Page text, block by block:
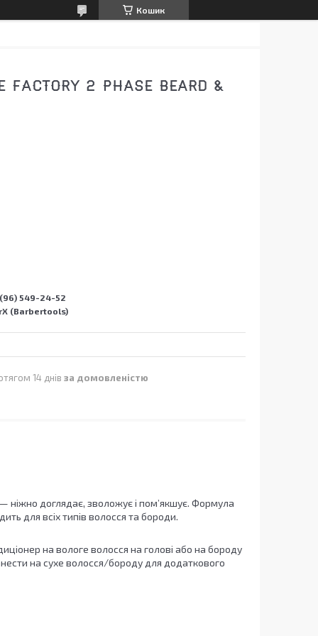
Кошик
2 PHASE BEARD &
549-24-52
(Barbertools)
14 днів за домовленістю
доглядає, зволожує і пом’якшує. Формула
для всіх типів волосся та бороди.
на вологе волосся на голові або на бороду
на сухе волосся/бороду для додаткового